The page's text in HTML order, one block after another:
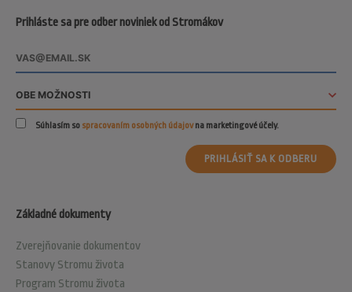
Základné dokumenty
Zverejňovanie dokumentov
Stanovy Stromu života
Program Stromu života
Prihláste sa pre odber noviniek od Stromákov
Súhlasím so spracovaním osobných údajovna marketingové účely.
PRIHLÁSIŤ SA K ODBERU